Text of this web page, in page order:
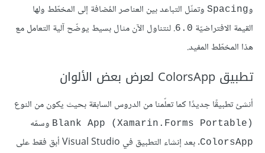
وSpacing وتمثّل التباعد بين العناصر المُضافة إلى المخطّط ولها
القيمة الافتراضيّة 6.0. لنتناول الآن مثال بسيط يوضّح آلية التعامل مع
هذا المخطّط المفيد.
تطبيق ColorsApp لعرض بعض الألوان
أنشئ تطبيقًا جديدًا كما تعلّمنا من الدروس السابقة بحيث يكون من النوع
Blank App (Xamarin.Forms Portable) وسمّه
ColorsApp
. بعد إنشاء التطبيق في Visual Studio أبق فقط على